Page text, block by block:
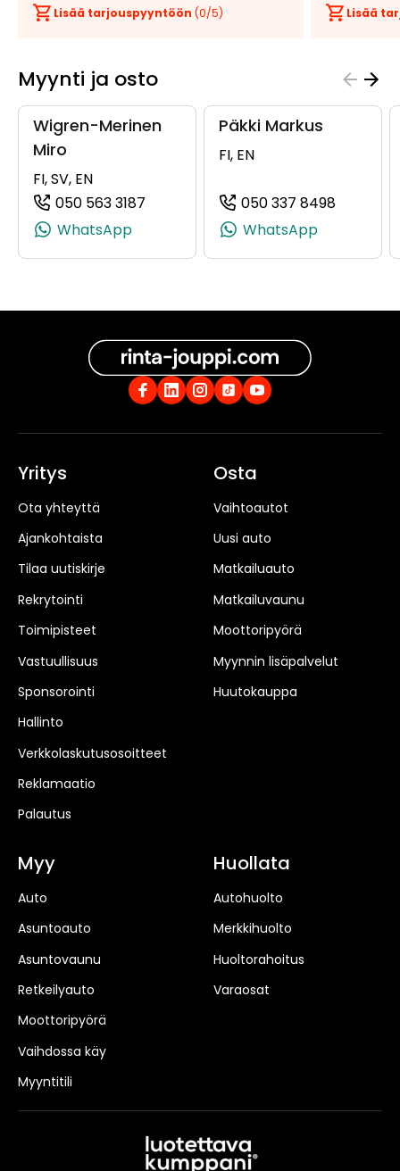
Lisää tarjouspyyntöön (0/5) Lisää
Myynti ja osto
Wigren-Merinen
Miro
FI, SV, EN
050 563 3187
(+358505633187, 0505633187, +358
WhatsApp
Päkki Markus
FI, EN
050 337 8498
WhatsApp
Yritys
Ota yhteyttä
Ajankohtaista
Tilaa uutiskirje
Rekrytointi
Toimipisteet
Vastuullisuus
Sponsorointi
Hallinto
Verkkolaskutusosoitteet
Reklamaatio
Palautus
Osta
Vaihtoautot
Uusi auto
Matkailuauto
Matkailuvaunu
Moottoripyörä
Myynnin lisäpalvelut
Huutokauppa
Myy
Auto
Asuntoauto
Asuntovaunu
Retkeilyauto
Moottoripyörä
Vaihdossa käy
Myyntitili
Huollata
Autohuolto
Merkkihuolto
Huoltorahoitus
Varaosat